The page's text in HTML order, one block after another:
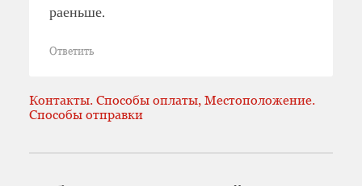
раеньше.
Ответить
Контакты. Способы оплаты, Местоположение.
Способы отправки